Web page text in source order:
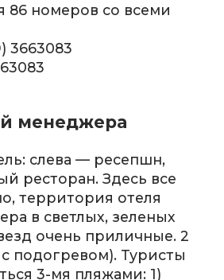
86 номеров со всеми
3663083
менеджера
слева — ресепшн,
ресторан. Здесь все
территория отеля
в светлых, зеленых
очень приличные. 2
подогревом). Туристы
3-мя пляжами: 1)